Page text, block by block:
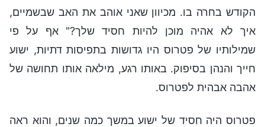
הקודש בחרה בו. מכיוון שאני אוהב את האב שבשמיים,
איך לא אהיה מוכן להיות חסיד שלך?" אף על פי
שמילותיו של פטרוס היו גדושות בתפיסות דתיות, ישוע
חייך והנהן בסיפוק. באותו רגע, מילאה אותו תחושה של
אהבה אבהית לפטרוס.
פטרוס היה חסיד של ישוע במשך כמה שנים, והוא ראה